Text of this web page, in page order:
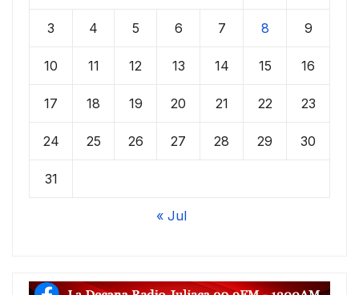
3 4 5 6 7 8 9
10 11 12 13 14 15 16
17 18 19 20 21 22 23
24 25 26 27 28 29 30
31
« Jul